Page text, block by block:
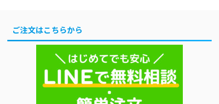
どのようなものなのかを
写真で比較してくださ
インデータを送ることが
できます。 手書きイメー
ジを送りプロ ...
請けいたしました。 愛媛
県今治市で行われる「お
んまく」などのお祭りイ
ベントで使用するタオル
となっております。 ご注
文の品はマフラータオ
ル、このタオルはコンサ
ご注文はこちらから